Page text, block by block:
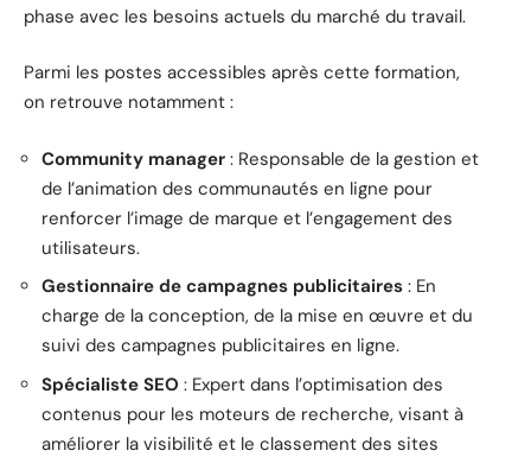
phase avec les besoins actuels du marché du travail.
Parmi les postes accessibles après cette formation,
on retrouve notamment :
Community manager : Responsable de la gestion et
de l’animation des communautés en ligne pour
renforcer l’image de marque et l’engagement des
utilisateurs.
Gestionnaire de campagnes publicitaires : En
charge de la conception, de la mise en œuvre et du
suivi des campagnes publicitaires en ligne.
Spécialiste SEO : Expert dans l’optimisation des
contenus pour les moteurs de recherche, visant à
améliorer la visibilité et le classement des sites